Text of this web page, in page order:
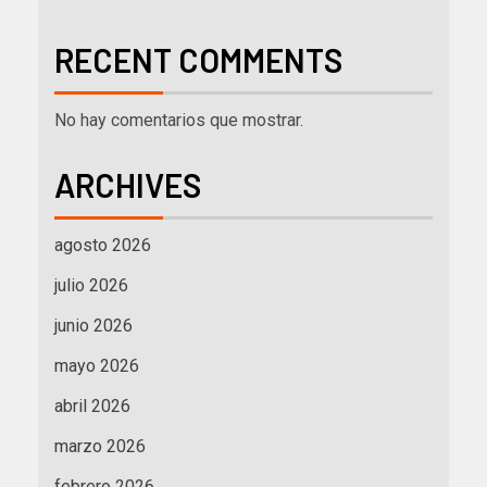
RECENT COMMENTS
No hay comentarios que mostrar.
ARCHIVES
agosto 2026
julio 2026
junio 2026
mayo 2026
abril 2026
marzo 2026